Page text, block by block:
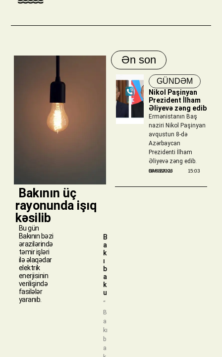
​ Bakının üç
rayonunda işıq
kəsilib
Bu gün
Bakının bəzi
ərazilərində
təmir işləri
ilə əlaqədar
elektrik
enerjisinin
verilişində
fasilələr
yaranıb.
B
a
k
ı
b
a
k
u
“
B
a
kı
b
a
Ən son
GÜNDƏM
Nikol Paşinyan
Prezident İlham
Əliyevə zəng edib
Ermənistanın Baş
naziri Nikol Paşinyan
avqustun 8-də
Azərbaycan
Prezidenti İlham
Əliyevə zəng edib.
BAKIBAKU
08/08/2026 15:03